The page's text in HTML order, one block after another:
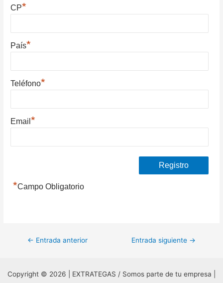
CP*
País*
Teléfono*
Email*
*Campo Obligatorio
Navegación
entradas
← Entrada anterior Entrada siguiente →
Copyright © 2026 | EXTRATEGAS / Somos parte de tu empresa |